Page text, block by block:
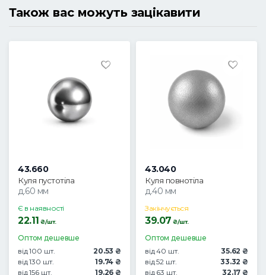
Також вас можуть зацікавити
43.660
Куля пустотіла
д.60 мм
Є в наявності
22.11 ₴/шт.
Оптом дешевше
від 100 шт.
20.53 ₴
від 130 шт.
19.74 ₴
від 156 шт.
19.26 ₴
43.040
Куля повнотіла
д.40 мм
Закінчується
39.07 ₴/шт.
Оптом дешевше
від 40 шт.
35.62 ₴
від 52 шт.
33.32 ₴
від 63 шт.
32.17 ₴